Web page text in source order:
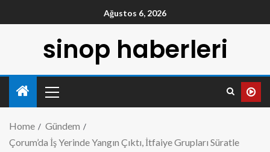
Ağustos 6, 2026
sinop haberleri
Home
Gündem
Çorum’da İş Yerinde Yangın Çıktı, İtfaiye Grupları Süratle